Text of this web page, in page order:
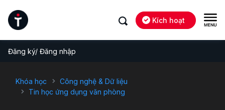
Kích hoạt
Đăng ký/ Đăng nhập
Khóa học
Công nghệ & Dữ liệu
Tin học ứng dụng văn phòng